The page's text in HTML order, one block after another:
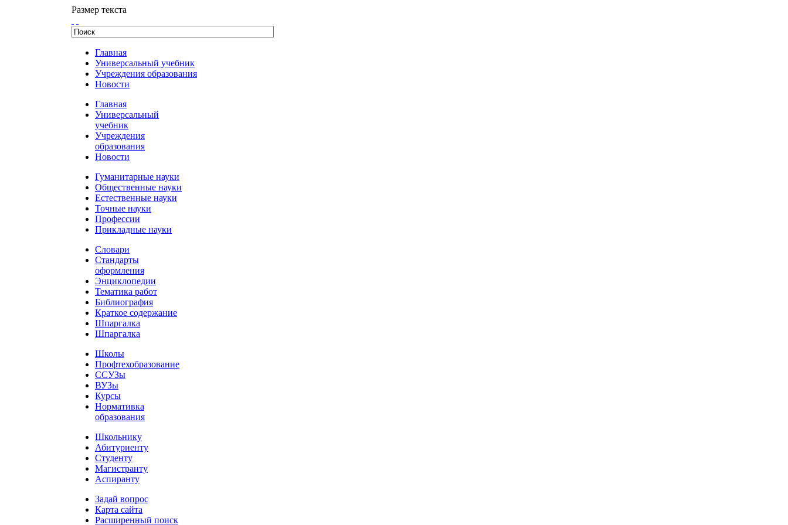
Размер текста
Главная
Универсальный учебник
Учреждения образования
Новости
Главная
Универсальный
учебник
Учреждения
образования
Новости
Гуманитарные науки
Общественные науки
Естественные науки
Точные науки
Профессии
Прикладные науки
Словари
Стандарты
оформления
Энциклопедии
Тематика работ
Библиография
Краткое содержание
Шпаргалка
Шпаргалка
Школы
Профтехобразование
ССУЗы
ВУЗы
Курсы
Нормативка
образования
Школьнику
Абитуриенту
Студенту
Магистранту
Аспиранту
Задай вопрос
Карта сайта
Расширенный поиск